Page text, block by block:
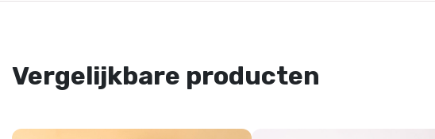
Vergelijkbare producten